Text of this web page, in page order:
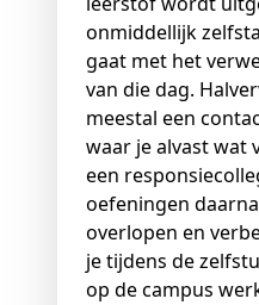
onmiddellijk
gaat met het
van die dag.
meestal een
waar je alvast wat
een
oefeningen
overlopen en
je tijdens de
op de campus